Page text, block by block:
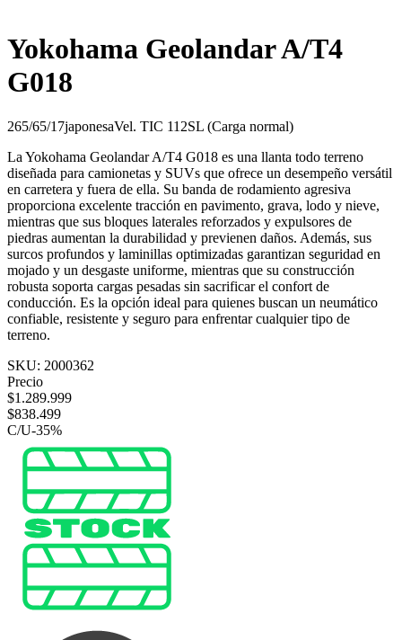
Yokohama Geolandar A/T4
G018
265/65/17japonesaVel. TIC 112SL (Carga normal)
La Yokohama Geolandar A/T4 G018 es una llanta todo terreno
diseñada para camionetas y SUVs que ofrece un desempeño versátil
en carretera y fuera de ella. Su banda de rodamiento agresiva
proporciona excelente tracción en pavimento, grava, lodo y nieve,
mientras que sus bloques laterales reforzados y expulsores de
piedras aumentan la durabilidad y previenen daños. Además, sus
surcos profundos y laminillas optimizadas garantizan seguridad en
mojado y un desgaste uniforme, mientras que su construcción
robusta soporta cargas pesadas sin sacrificar el confort de
conducción. Es la opción ideal para quienes buscan un neumático
confiable, resistente y seguro para enfrentar cualquier tipo de
terreno.
SKU: 2000362
Precio
$1.289.999
$838.499
C/U-35%